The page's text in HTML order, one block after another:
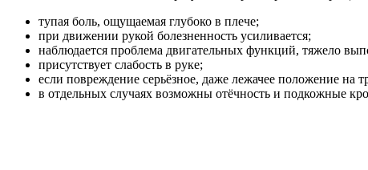
тупая боль, ощущаемая глубоко в плече;
при движении рукой болезненность усиливается;
наблюдается проблема двигательных функций, тяжело
присутствует слабость в руке;
если повреждение серьёзное, даже лежачее положение на
в отдельных случаях возможны отёчность и подкожные